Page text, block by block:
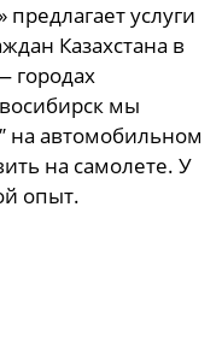
услуги
Казахстана в
городах
мы
на автомобильном
на самолете. У
опыт.